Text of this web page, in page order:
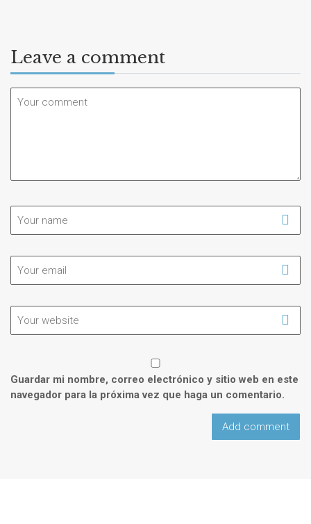
Leave a comment
Guardar mi nombre, correo electrónico y sitio web en este
navegador para la próxima vez que haga un comentario.